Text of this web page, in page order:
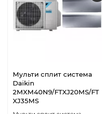
Мульти сплит система
Daikin
2MXM40N9/FTXJ20MS/FT
XJ35MS